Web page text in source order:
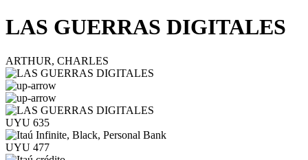
LAS GUERRAS DIGITALES
ARTHUR, CHARLES
UYU 635
UYU 477